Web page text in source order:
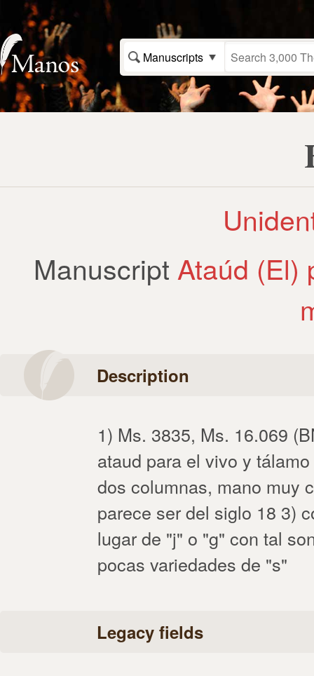
Manuscripts
Manuscript Ataúd (El)
Description
1) Ms. 3835, Ms. 16.069
ataud para el vivo y
dos columnas, mano muy
parece ser del siglo 18 3)
lugar de "j" o "g" con tal
pocas variedades de "s"
Legacy fields